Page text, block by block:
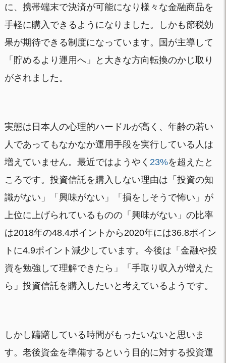
に、携帯端末で決済が可能になり様々な金融商品を
手軽に購入できるようになりました。しかも節税効
果が期待できる制度になっています。国が主導して
「貯めるより運用へ」と大きな方向転換のかじ取り
がされました。
実態は日本人の心理的ハードルが高く、年齢の若い
人であってもなかなか運用手段を実行している人は
増えていません。最近ではようやく 23%を超えたと
ころです。投資信託を購入しない理由は「投資の知
識がない」「興味がない」「損をしそうで怖い」が
上位に上げられているものの「興味がない」の比率
は2018年の48.4ポイントから2020年には36.8ポイン
トに4.9ポイント減少しています。今後は「金融や投
資を勉強して理解できたら」「手取り収入が増えた
ら」投資信託を購入したいと考えているようです。
しかし躊躇している時間がもったいないと思いま
す。老後資金を準備するという目的に対する投資運